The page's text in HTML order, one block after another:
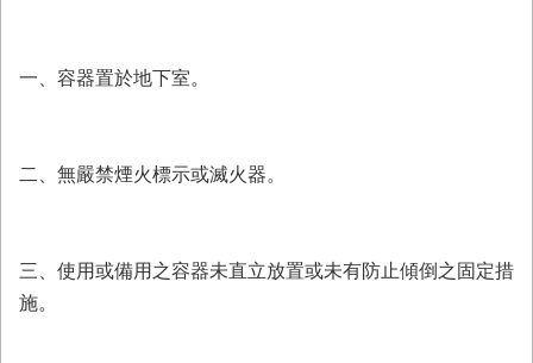
一、容器置於地下室。
二、無嚴禁煙火標示或滅火器。
三、使用或備用之容器未直立放置或未有防止傾倒之固定措
施。